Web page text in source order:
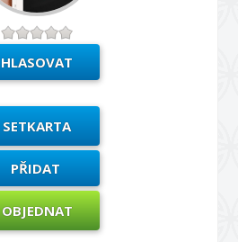
SETKARTA
PŘIDAT
OBJEDNAT